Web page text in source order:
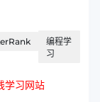
编程学
习
学习网站